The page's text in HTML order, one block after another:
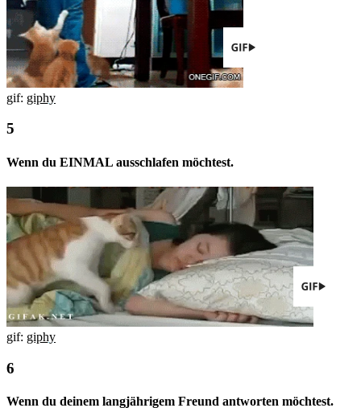
gif: giphy
Wenn du EINMAL ausschlafen möchtest.
gif: giphy
Wenn du deinem langjährigem Freund antworten möchtest.